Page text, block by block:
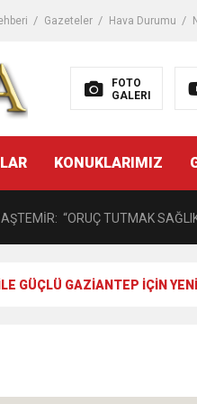
Gazeteler Hava Durumu
FOTO
GALERI
KONUKLARIMIZ
FK o yıldızı getiriyor
HASTALIKLARI
“ORUÇ TUTMAK
GÜÇLÜ GAZİANTEP İÇİN